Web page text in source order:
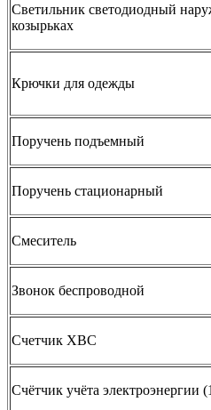
Светильник светодиодный
козырьках
Крючки для одежды
Поручень подъемный
Поручень стационарный
Смеситель
Звонок беспроводной
Счетчик ХВС
Счётчик учёта электроэнергии